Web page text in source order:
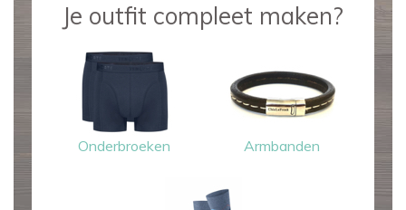
Je outfit compleet maken?
Onderbroeken Armbanden